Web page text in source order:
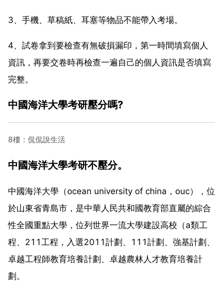
3、手機、草稿紙、耳塞等物品不能帶入考場。
4、試卷拿到要檢查有無破損漏印，第一時間填寫個人
資訊，再要交卷時再檢查一遍自己的個人資訊是否填寫
完整。
中國海洋大學考研壓分嗎?
8樓：侃侃說生活
中國海洋大學考研不壓分。
中國海洋大學（ocean university of china，ouc），位
於山東省青島市，是中華人民共和國教育部直屬的綜合
性全國重點大學，位列世界一流大學建設高校（a類工
程、211工程，入選2011計劃、111計劃、強基計劃、
卓越工程師教育培養計劃、卓越農林人才教育培養計
劃。